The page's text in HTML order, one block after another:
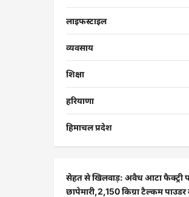
लाइफस्टाइल
व्यवसाय
शिक्षा
हरियाणा
हिमाचल प्रदेश
सेहत से खिलवाड़: अवैध आटा फैक्ट्री
छापेमारी,2,150 किग्रा टैल्कम पाउडर